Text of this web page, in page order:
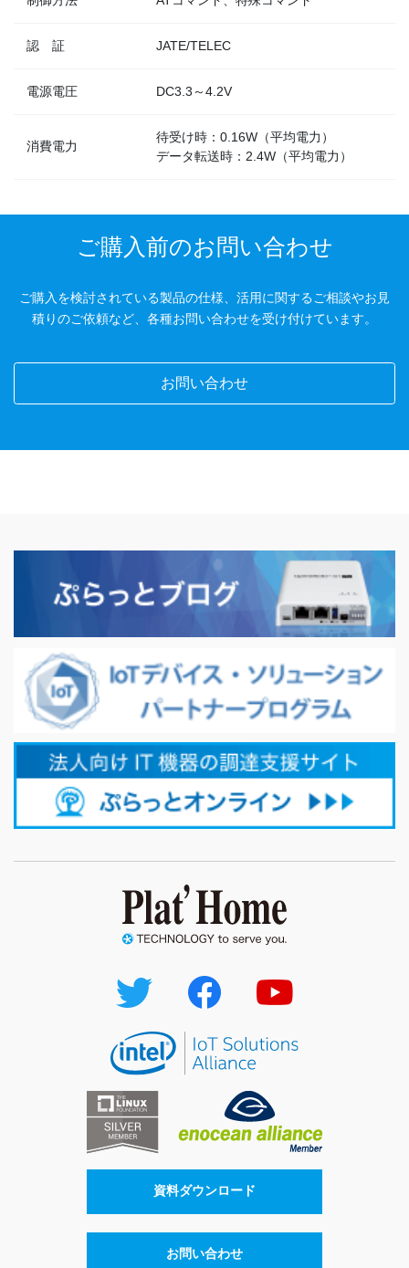
認 証 JATE/TELEC
電源電圧 DC3.3～4.2V
消費電力
待受け時：0.16W（平均電力）
データ転送時：2.4W（平均電力）
ご購入前のお問い合わせ
ご購入を検討されている製品の仕様、活用に関するご相談やお見
積りのご依頼など、各種お問い合わせを受け付けています。
お問い合わせ
資料ダウンロード
お問い合わせ